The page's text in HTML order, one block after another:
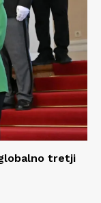
tretji